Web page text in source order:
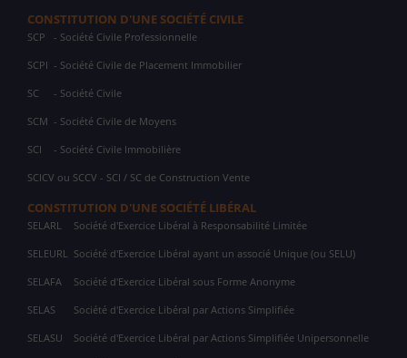
CONSTITUTION D'UNE SOCIÉTÉ CIVILE
SCP - Société Civile Professionnelle
SCPI - Société Civile de Placement Immobilier
SC - Société Civile
SCM - Société Civile de Moyens
SCI - Société Civile Immobilière
SCICV ou SCCV - SCI / SC de Construction Vente
CONSTITUTION D'UNE SOCIÉTÉ LIBÉRAL
SELARL Société d'Exercice Libéral à Responsabilité Limitée
SELEURL Société d'Exercice Libéral ayant un associé Unique (ou SELU)
SELAFA Société d'Exercice Libéral sous Forme Anonyme
SELAS Société d'Exercice Libéral par Actions Simplifiée
SELASU Société d'Exercice Libéral par Actions Simplifiée Unipersonnelle